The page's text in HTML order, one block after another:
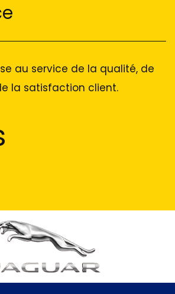
au service de la qualité, de
la satisfaction client.